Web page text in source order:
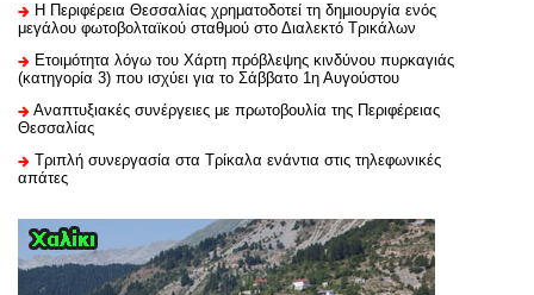
H Περιφέρεια Θεσσαλίας χρηματοδοτεί τη δημιουργία ενός
μεγάλου φωτοβολταϊκού σταθμού στο Διαλεκτό Τρικάλων
Ετοιμότητα λόγω του Χάρτη πρόβλεψης κινδύνου πυρκαγιάς
(κατηγορία 3) που ισχύει για το Σάββατο 1η Αυγούστου
Αναπτυξιακές συνέργειες με πρωτοβουλία της Περιφέρειας
Θεσσαλίας
Τριπλή συνεργασία στα Τρίκαλα ενάντια στις τηλεφωνικές
απάτες